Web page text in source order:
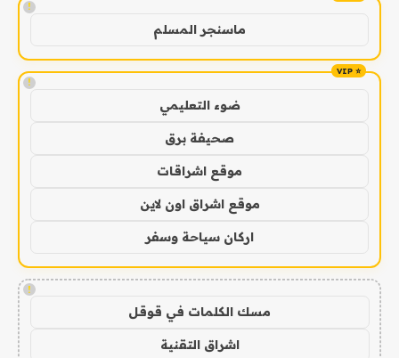
!
ماسنجر المسلم
!
ضوء التعليمي
صحيفة برق
موقع اشراقات
موقع اشراق اون لاين
اركان سياحة وسفر
!
مسك الكلمات في قوقل
اشراق التقنية